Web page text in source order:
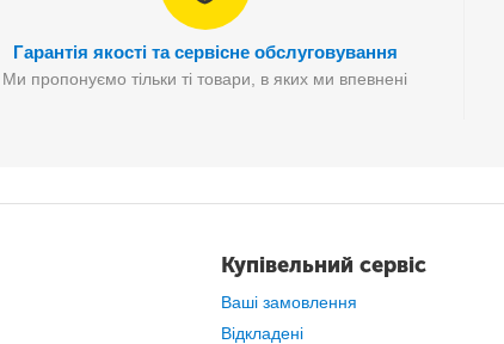
ручний Rainberg RB-6316 2500W
Гарантія якості та сервісне обслуговування
Ми пропонуємо тільки ті товари, в яких ми впевнені
Купівельний сервіс
Ваші замовлення
Відкладені